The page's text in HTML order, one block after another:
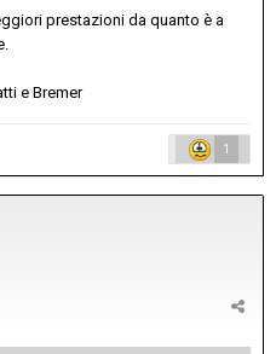
prestazioni da quanto è a
e Bremer
1